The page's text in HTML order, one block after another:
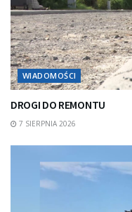
WIADOMOŚCI
DROGI DO REMONTU
7 SIERPNIA 2026